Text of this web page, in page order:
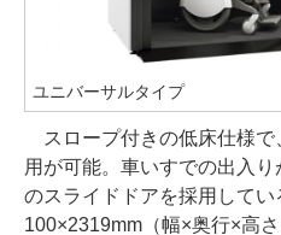
ユニバーサルタイプ
スロープ付きの低床仕様で
用が可能。車いすでの出入
のスライドドアを採用して
100×2319mm（幅×奥行×高さ